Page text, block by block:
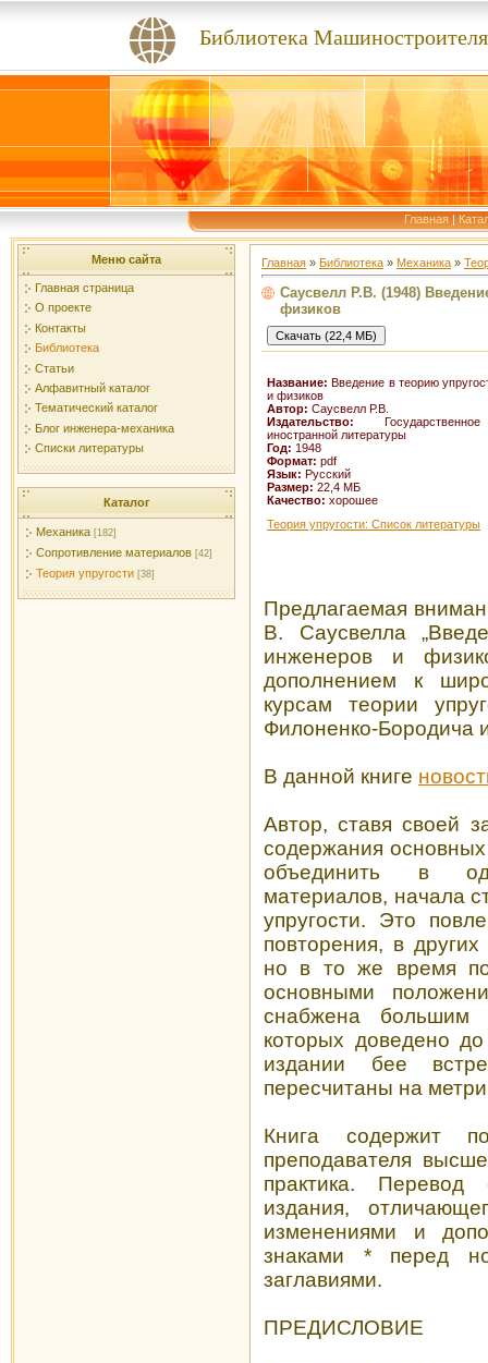
Библиотека Машиностроителя
Главная |
Меню сайта
Главная страница
О проекте
Контакты
Библиотека
Статьи
Алфавитный каталог
Тематический каталог
Блог инженера-механика
Списки литературы
Каталог
Механика [182]
Сопротивление материалов [42]
Теория упругости [38]
Главная » Библиотека » Механика »
Саусвелл Р.В. (1948)
физиков
Название: Введение в теорию
и физиков
Автор: Саусвелл Р.В.
Издательство:
иностранной литературы
Год: 1948
Формат: pdf
Язык: Русский
Размер: 22,4 МБ
Качество: хорошее
Теория упругости: Список литературы
Предлагаемая
В. Саусвелла
инженеров и
дополнением к
курсам теории
Филоненко-Бородича
В данной книге
Автор, ставя своей
содержания основных
объединить в
материалов, начала
упругости. Это
повторения, в
но в то же время
основными
снабжена большим
которых доведено
издании бее
пересчитаны на
Книга содержит
преподавателя
практика. Перевод
издания,
изменениями и
знаками * перед
заглавиями.
ПРЕДИСЛОВИЕ